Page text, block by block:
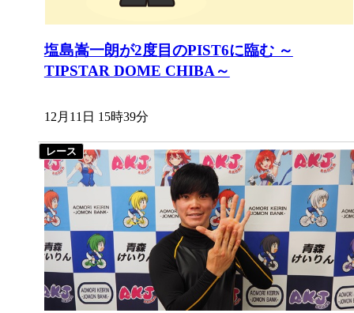
塩島嵩一朗が2度目のPIST6に臨む ～
TIPSTAR DOME CHIBA～
12月11日 15時39分